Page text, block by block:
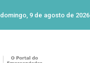
domingo, 9 de agosto de 2026